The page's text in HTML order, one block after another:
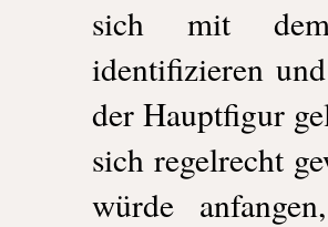
sich mit
identifizieren
der Hauptfigur
sich regelrecht
würde